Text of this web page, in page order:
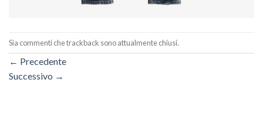
Sia commenti che trackback sono attualmente chiusi.
← Precedente
Successivo →